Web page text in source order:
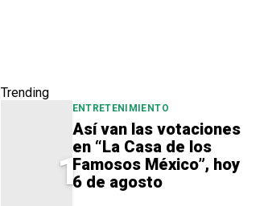
Trending
1
ENTRETENIMIENTO
Así van las votaciones
en “La Casa de los
Famosos México”, hoy
6 de agosto